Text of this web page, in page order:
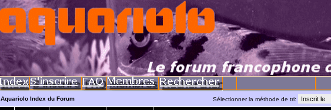
Aquariolo Index du Forum Sélectionner la méthode de tri: